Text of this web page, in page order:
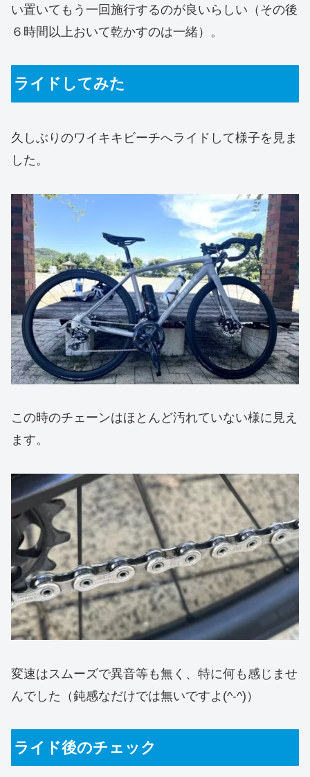
い置いてもう一回施行するのが良いらしい（その後
６時間以上おいて乾かすのは一緒）。
ライドしてみた
久しぶりのワイキキビーチへライドして様子を見ま
した。
この時のチェーンはほとんど汚れていない様に見え
ます。
変速はスムーズで異音等も無く、特に何も感じませ
んでした（鈍感なだけでは無いですよ(^-^)）
ライド後のチェック